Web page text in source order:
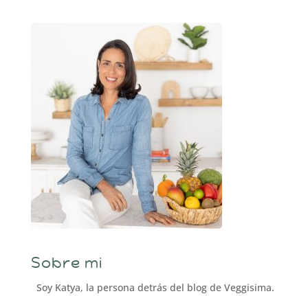
Sobre mi
Soy Katya, la persona detrás del blog de Veggisima.